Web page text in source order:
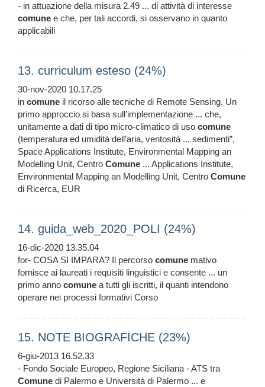
- in attuazione della misura 2.49 ... di attività di interesse
comune e che, per tali accordi, si osservano in quanto
applicabili
13. curriculum esteso (24%)
30-nov-2020 10.17.25
in comune il ricorso alle tecniche di Remote Sensing. Un
primo approccio si basa sull’implementazione ... che,
unitamente a dati di tipo micro-climatico di uso comune
(temperatura ed umidità dell’aria, ventosità ... sedimenti”,
Space Applications Institute, Environmental Mapping an
Modelling Unit, Centro Comune ... Applications Institute,
Environmental Mapping an Modelling Unit, Centro Comune
di Ricerca, EUR
14. guida_web_2020_POLI (24%)
16-dic-2020 13.35.04
for- COSA SI IMPARA? Il percorso comune mativo
fornisce ai laureati i requisiti linguistici e consente ... un
primo anno comune a tutti gli iscritti, il quanti intendono
operare nei processi formativi Corso
15. NOTE BIOGRAFICHE (23%)
6-giu-2013 16.52.33
- Fondo Sociale Europeo, Regione Siciliana - ATS tra
Comune di Palermo e Università di Palermo ... e